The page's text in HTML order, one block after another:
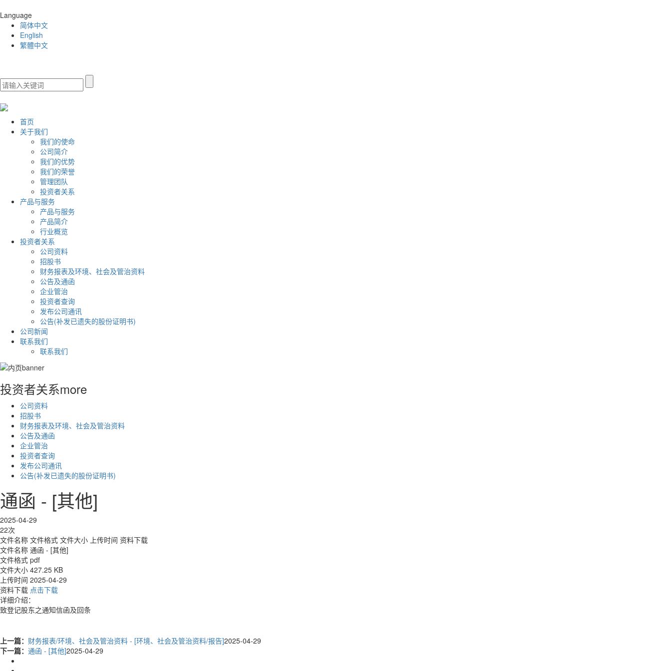
Language
简体中文
English
繁體中文
首页
关于我们
我们的使命
公司简介
我们的优势
我们的荣誉
管理团队
投资者关系
产品与服务
产品与服务
产品简介
行业概览
投资者关系
公司资料
招股书
财务报表及环境、社会及管治资料
公告及通函
企业管治
投资者查询
发布公司通讯
公告(补发已遗失的股份证明书)
公司新闻
联系我们
联系我们
投资者关系more
公司资料
招股书
财务报表及环境、社会及管治资料
公告及通函
企业管治
投资者查询
发布公司通讯
公告(补发已遗失的股份证明书)
通函 - [其他]
2025-04-29
22次
文件名称 文件格式 文件大小 上传时间 资料下载
文件名称 通函 - [其他]
文件格式 pdf
文件大小 427.25 KB
上传时间 2025-04-29
资料下载 点击下载
详细介绍：
致登记股东之通知信函及回条
上一篇： 财务报表/环境、社会及管治资料 - [环境、社会及管治资料/报告]2025-04-29
下一篇： 通函 - [其他]2025-04-29